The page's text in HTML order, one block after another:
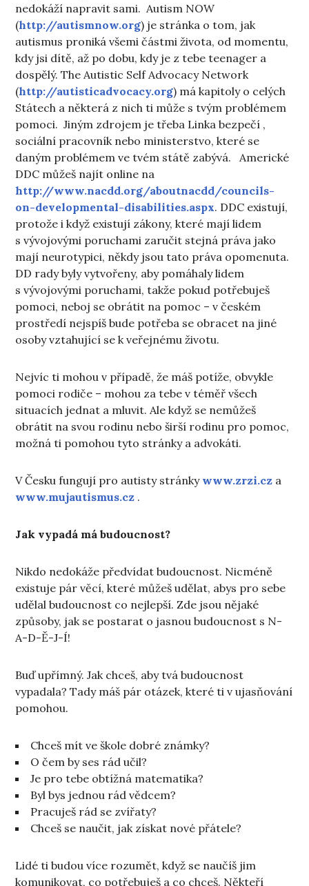
nedokáží napravit sami. Autism NOW
(http://autismnow.org) je stránka o tom, jak
autismus proniká všemi částmi života, od momentu,
kdy jsi dítě, až po dobu, kdy je z tebe teenager a
dospělý. The Autistic Self Advocacy Network
(http://autisticadvocacy.org) má kapitoly o celých
Státech a některá z nich ti může s tvým problémem
pomoci. Jiným zdrojem je třeba Linka bezpečí ,
sociální pracovník nebo ministerstvo, které se
daným problémem ve tvém státě zabývá. Americké
DDC můžeš najít online na
http://www.nacdd.org/aboutnacdd/councils-
on-developmental-disabilities.aspx. DDC existují,
protože i když existují zákony, které mají lidem
s vývojovými poruchami zaručit stejná práva jako
mají neurotypici, někdy jsou tato práva opomenuta.
DD rady byly vytvořeny, aby pomáhaly lidem
s vývojovými poruchami, takže pokud potřebuješ
pomoci, neboj se obrátit na pomoc – v českém
prostředí nejspíš bude potřeba se obracet na jiné
osoby vztahující se k veřejnému životu.
Nejvíc ti mohou v případě, že máš potíže, obvykle
pomoci rodiče – mohou za tebe v téměř všech
situacích jednat a mluvit. Ale když se nemůžeš
obrátit na svou rodinu nebo širší rodinu pro pomoc,
možná ti pomohou tyto stránky a advokáti.
V Česku fungují pro autisty stránky www.zrzi.cz a
www.mujautismus.cz .
Jak vypadá má budoucnost?
Nikdo nedokáže předvídat budoucnost. Nicméně
existuje pár věcí, které můžeš udělat, abys pro sebe
udělal budoucnost co nejlepší. Zde jsou nějaké
způsoby, jak se postarat o jasnou budoucnost s N-
A-D-Ě-J-Í!
Buď upřímný. Jak chceš, aby tvá budoucnost
vypadala? Tady máš pár otázek, které ti v ujasňování
pomohou.
Chceš mít ve škole dobré známky?
O čem by ses rád učil?
Je pro tebe obtížná matematika?
Byl bys jednou rád vědcem?
Pracuješ rád se zvířaty?
Chceš se naučit, jak získat nové přátele?
Lidé ti budou více rozumět, když se naučíš jim
komunikovat, co potřebuješ a co chceš. Někteří